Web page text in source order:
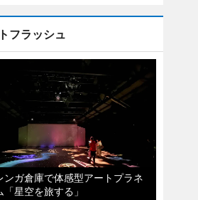
フラッシュ
ンガ倉庫で体感型アートプラネ
「星空を旅する」